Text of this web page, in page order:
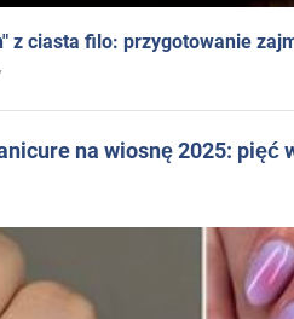
z ciasta filo: przygotowanie
na wiosnę 2025: pięć